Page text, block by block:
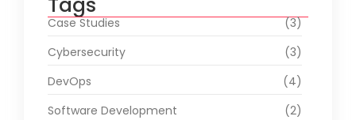
Case Studies
(3)
Cybersecurity
(3)
DevOps
(4)
Software Development
(2)